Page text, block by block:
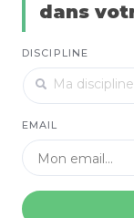
dans
DISCIPLINE
EMAIL